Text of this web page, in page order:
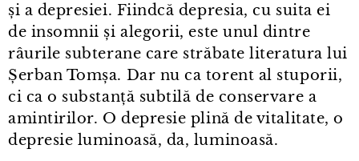
și a depresiei. Fiindcă depresia, cu suita ei
de insomnii și alegorii, este unul dintre
râurile subterane care străbate literatura lui
Șerban Tomșa. Dar nu ca torent al stuporii,
ci ca o substanță subtilă de conservare a
amintirilor. O depresie plină de vitalitate, o
depresie luminoasă, da, luminoasă.